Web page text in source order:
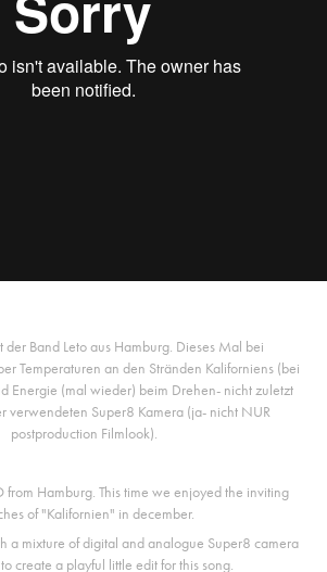
der Band Leto aus Hamburg. Dieses Mal bei
Temperaturen an den Stränden Kaliforniens (bei
Energie (mal wieder) beim Drehen- nicht zuletzt
verwendeten Super8 Kamera (ja- nicht NUR
postproduction Filmlook).
from Hamburg. This time we enjoyed the inviting
of "Kalifornien" in december.
a mixture of digital and analogue Super8 camera
create a playful little edit for this song.